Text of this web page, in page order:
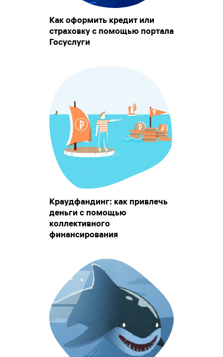
Как оформить кредит или
страховку с помощью портала
Госуслуги
Краудфандинг: как привлечь
деньги с помощью
коллективного
финансирования